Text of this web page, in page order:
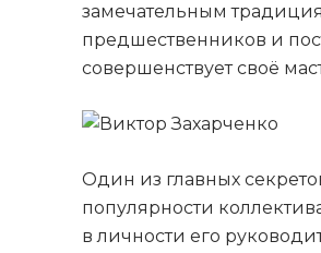
замечательным
предшественников и
совершенствует своё
Один из главных
популярности
в личности его